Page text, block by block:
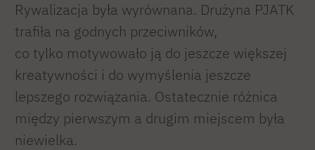
Rywalizacja była wyrównana. Drużyna PJATK
trafiła na godnych przeciwników,
co tylko motywowało ją do jeszcze większej
kreatywności i do wymyślenia jeszcze
lepszego rozwiązania. Ostatecznie różnica
między pierwszym a drugim miejscem była
niewielka.